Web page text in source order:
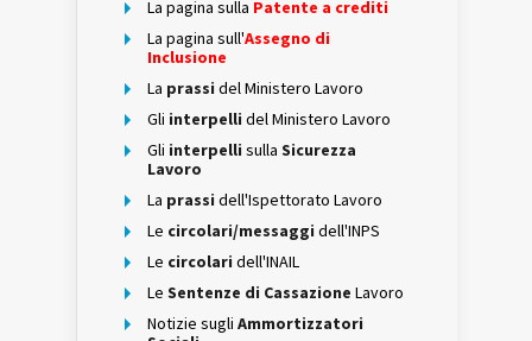
La pagina sulla Patente a crediti
La pagina sull'Assegno di
Inclusione
La prassi del Ministero Lavoro
Gli interpelli del Ministero Lavoro
Gli interpelli sulla Sicurezza
Lavoro
La prassi dell'Ispettorato Lavoro
Le circolari/messaggi dell'INPS
Le circolari dell'INAIL
Le Sentenze di Cassazione Lavoro
Notizie sugli Ammortizzatori